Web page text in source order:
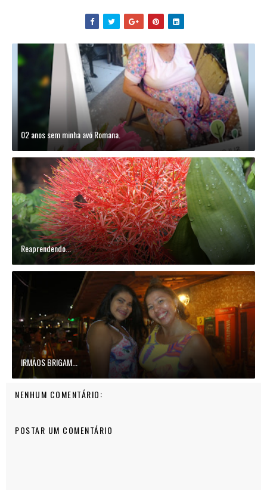
02 anos sem minha avó Romana.
Reaprendendo...
IRMÃOS BRIGAM...
NENHUM COMENTÁRIO:
POSTAR UM COMENTÁRIO